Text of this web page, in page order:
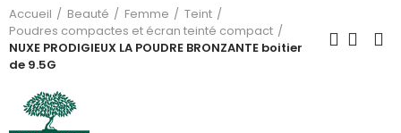
Accueil Beauté Femme
Teint
Poudres compactes et écran teinté compact
NUXE PRODIGIEUX LA POUDRE BRONZANTE boitier
de 9.5G